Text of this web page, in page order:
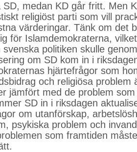
SD, medan KD går fritt. Men
religiöst parti som vill
värderingar. Tänk om det
för Islamdemokraterna,
svenska politiken skulle
om SD kom in i
hjärtefrågor som
och religiösa problem
jämfört med de problem
SD in i riksdagen
om utanförskap,
psykiska problem och
som framtiden